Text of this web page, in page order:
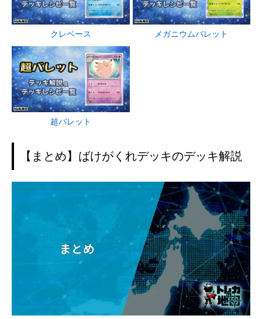
クレベース メガニウムバレット
超バレット
【まとめ】ばけがくれデッキのデッキ解説